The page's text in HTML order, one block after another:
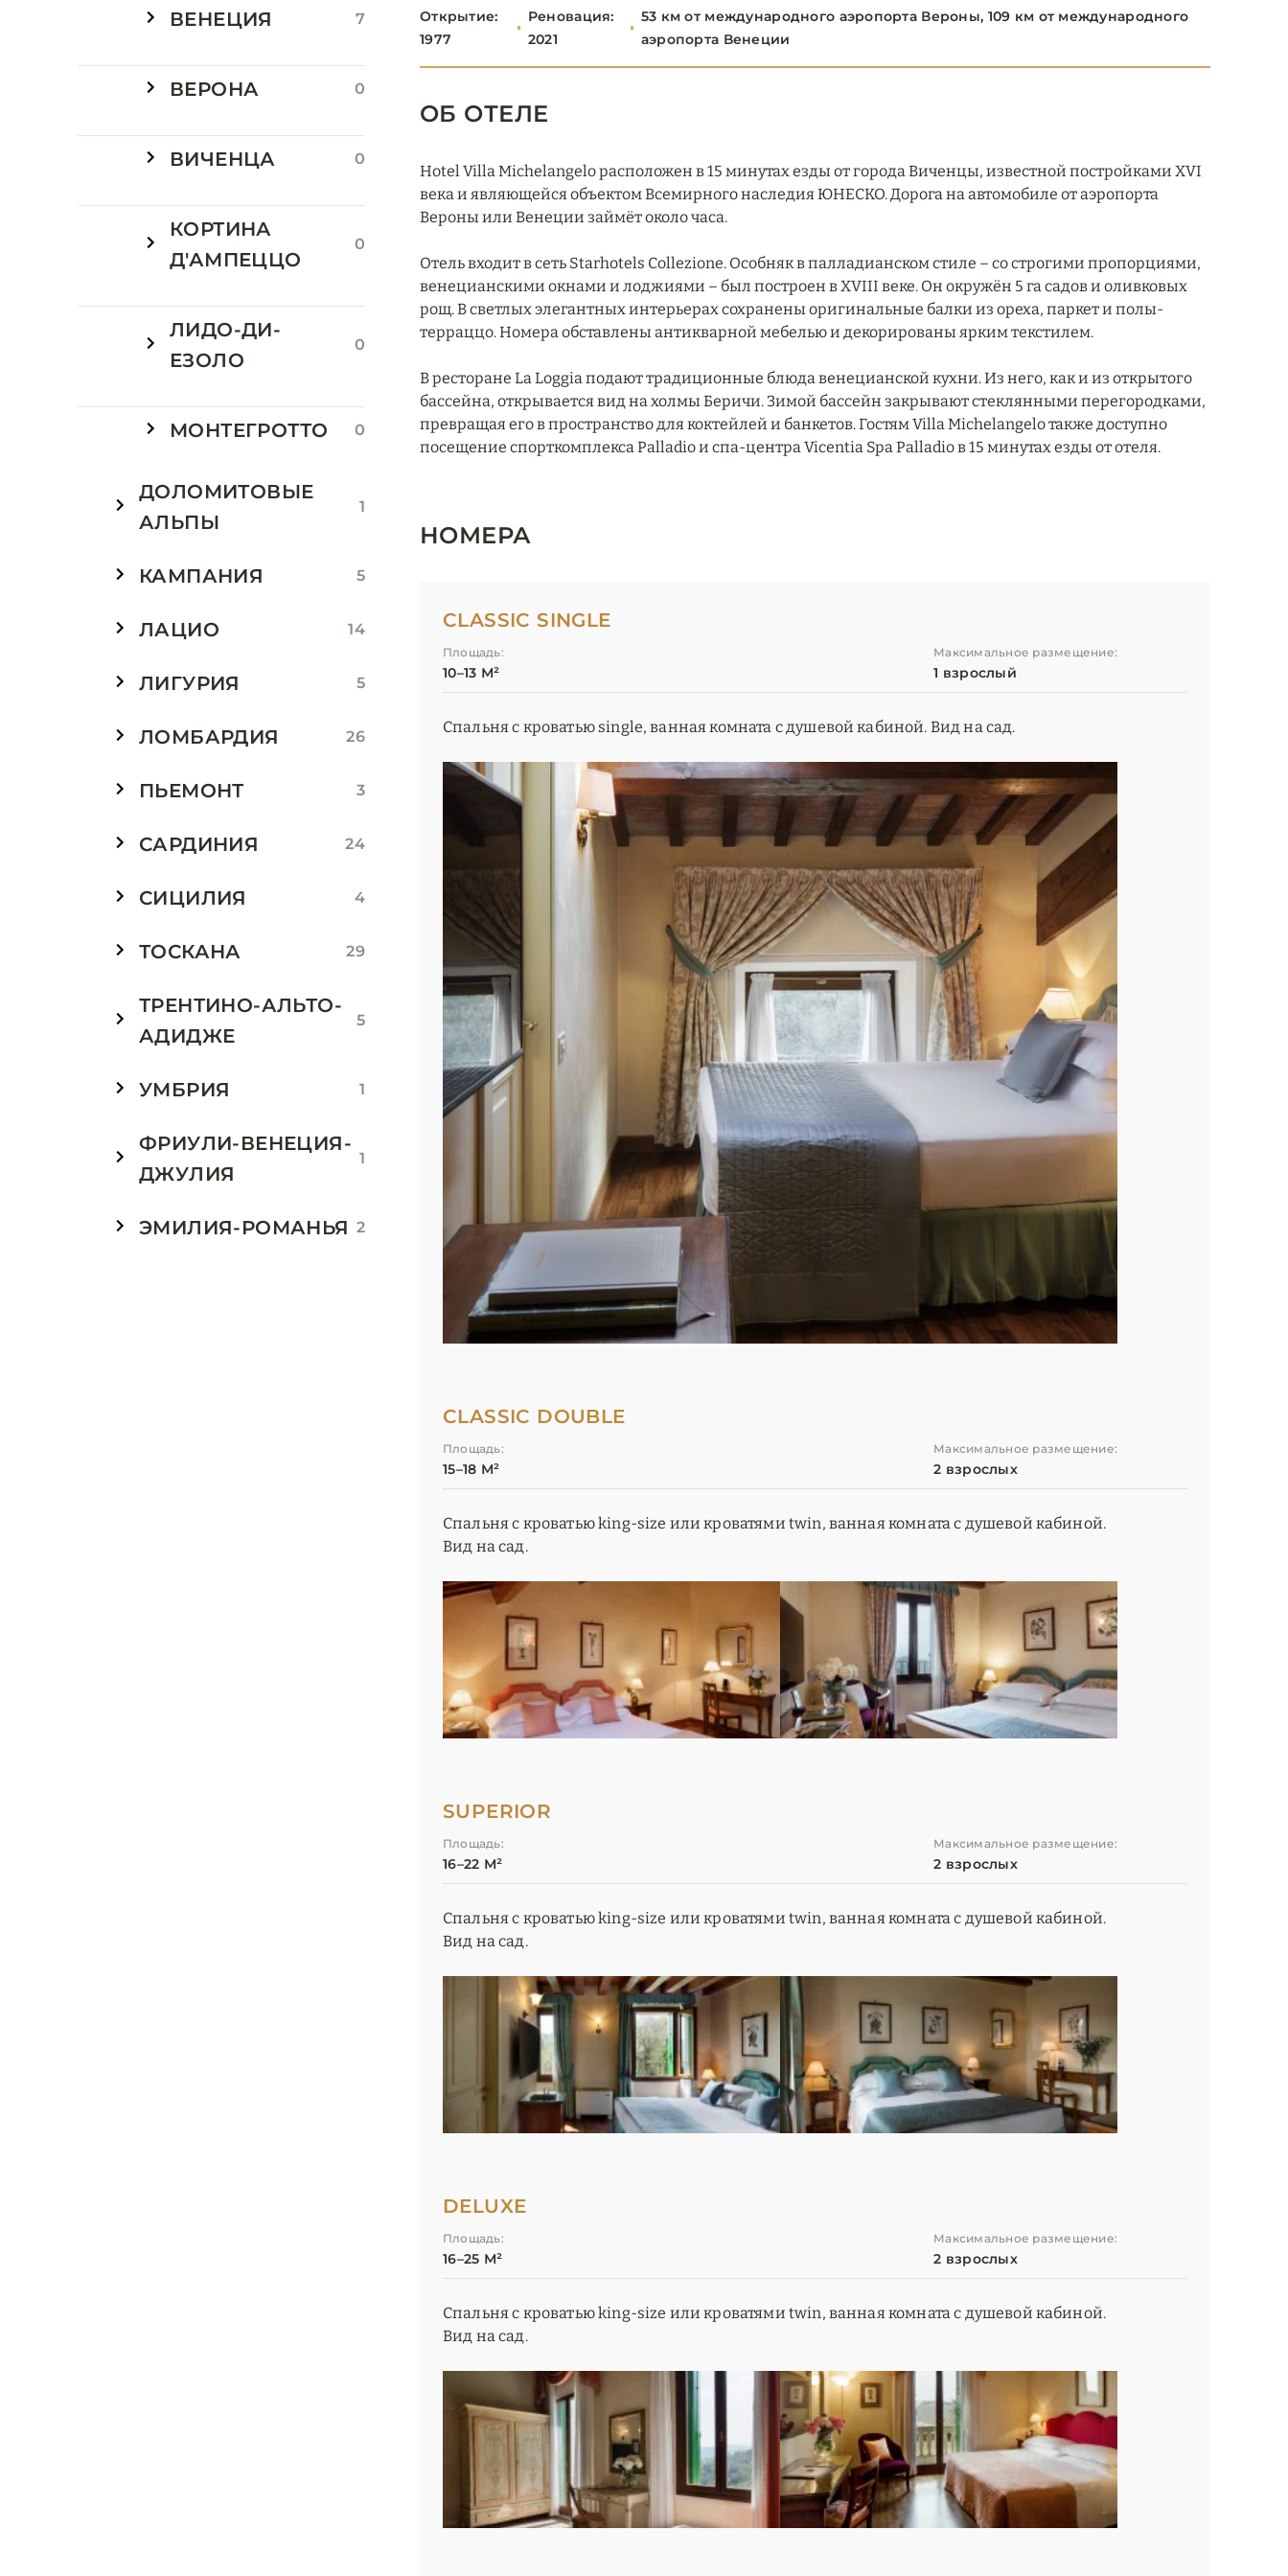
ВЕНЕЦИЯ 7
ВЕРОНА 0
ВИЧЕНЦА 0
КОРТИНА
Д'АМПЕЦЦО
0
ЛИДО-ДИ-
ЕЗОЛО
0
МОНТЕГРОТТО 0
ДОЛОМИТОВЫЕ
АЛЬПЫ
1
КАМПАНИЯ 5
ЛАЦИО 14
ЛИГУРИЯ 5
ЛОМБАРДИЯ 26
ПЬЕМОНТ 3
САРДИНИЯ 24
СИЦИЛИЯ 4
ТОСКАНА 29
ТРЕНТИНО-АЛЬТО-
АДИДЖЕ
5
УМБРИЯ 1
ФРИУЛИ-ВЕНЕЦИЯ-
ДЖУЛИЯ
1
ЭМИЛИЯ-РОМАНЬЯ 2
Открытие:
1977
Реновация:
2021
53 км от международного аэропорта Вероны, 109 км от международного
аэропорта Венеции
ОБ ОТЕЛЕ
Hotel Villa Michelangelo расположен в 15 минутах езды от города Виченцы, известной постройками XVI
века и являющейся объектом Всемирного наследия ЮНЕСКО. Дорога на автомобиле от аэропорта
Вероны или Венеции займёт около часа.
Отель входит в сеть Starhotels Collezione. Особняк в палладианском стиле – со строгими пропорциями,
венецианскими окнами и лоджиями – был построен в XVIII веке. Он окружён 5 га садов и оливковых
рощ. В светлых элегантных интерьерах сохранены оригинальные балки из ореха, паркет и полы-
терраццо. Номера обставлены антикварной мебелью и декорированы ярким текстилем.
В ресторане La Loggia подают традиционные блюда венецианской кухни. Из него, как и из открытого
бассейна, открывается вид на холмы Беричи. Зимой бассейн закрывают стеклянными перегородками,
превращая его в пространство для коктейлей и банкетов. Гостям Villa Michelangelo также доступно
посещение спорткомплекса Palladio и спа-центра Vicentia Spa Palladio в 15 минутах езды от отеля.
НОМЕРА
CLASSIC SINGLE
Площадь:
10–13 М²
Максимальное размещение:
1 взрослый
Спальня с кроватью single, ванная комната с душевой кабиной. Вид на сад.
CLASSIC DOUBLE
Площадь:
15–18 М²
Максимальное размещение:
2 взрослых
Спальня с кроватью king-size или кроватями twin, ванная комната с душевой кабиной.
Вид на сад.
SUPERIOR
Площадь:
16–22 М²
Максимальное размещение:
2 взрослых
Спальня с кроватью king-size или кроватями twin, ванная комната с душевой кабиной.
Вид на сад.
DELUXE
Площадь:
16–25 М²
Максимальное размещение:
2 взрослых
Спальня с кроватью king-size или кроватями twin, ванная комната с душевой кабиной.
Вид на сад.